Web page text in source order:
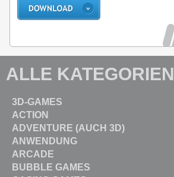
ALLE KATEGORIEN
3D-GAMES
ACTION
ADVENTURE (AUCH 3D)
ANWENDUNG
ARCADE
BUBBLE GAMES